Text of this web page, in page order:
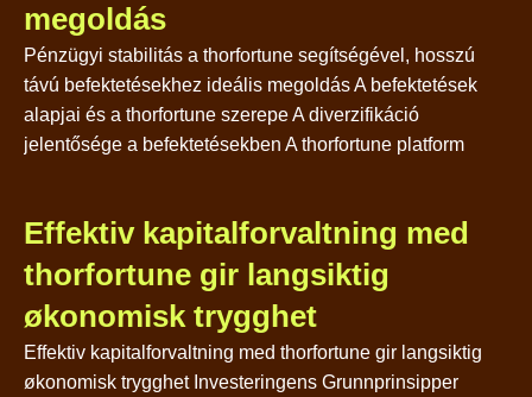
megoldás
Pénzügyi stabilitás a thorfortune segítségével, hosszú
távú befektetésekhez ideális megoldás A befektetések
alapjai és a thorfortune szerepe A diverzifikáció
jelentősége a befektetésekben A thorfortune platform
Effektiv kapitalforvaltning med
thorfortune gir langsiktig
økonomisk trygghet
Effektiv kapitalforvaltning med thorfortune gir langsiktig
økonomisk trygghet Investeringens Grunnprinsipper